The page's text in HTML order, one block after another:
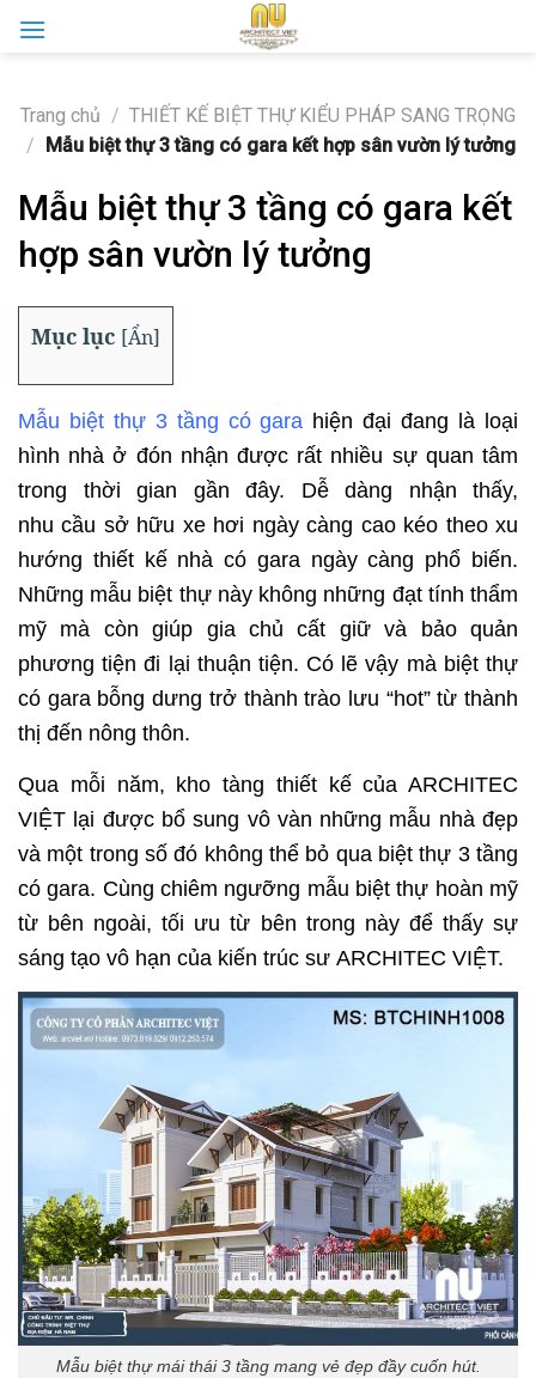
Trang chủ / THIẾT KẾ BIỆT THỰ KIỂU PHÁP SANG TRỌNG
/ Mẫu biệt thự 3 tầng có gara kết hợp sân vườn lý tưởng
Mẫu biệt thự 3 tầng có gara kết
hợp sân vườn lý tưởng
Mục lục [Ẩn]
Mẫu biệt thự 3 tầng có gara hiện đại đang là loại
hình nhà ở đón nhận được rất nhiều sự quan tâm
trong thời gian gần đây. Dễ dàng nhận thấy,
nhu cầu sở hữu xe hơi ngày càng cao kéo theo xu
hướng thiết kế nhà có gara ngày càng phổ biến.
Những mẫu biệt thự này không những đạt tính thẩm
mỹ mà còn giúp gia chủ cất giữ và bảo quản
phương tiện đi lại thuận tiện. Có lẽ vậy mà biệt thự
có gara bỗng dưng trở thành trào lưu “hot” từ thành
thị đến nông thôn.
Qua mỗi năm, kho tàng thiết kế của ARCHITEC
VIỆT lại được bổ sung vô vàn những mẫu nhà đẹp
và một trong số đó không thể bỏ qua biệt thự 3 tầng
có gara. Cùng chiêm ngưỡng mẫu biệt thự hoàn mỹ
từ bên ngoài, tối ưu từ bên trong này để thấy sự
sáng tạo vô hạn của kiến trúc sư ARCHITEC VIỆT.
Mẫu biệt thự mái thái 3 tầng mang vẻ đẹp đầy cuốn hút.